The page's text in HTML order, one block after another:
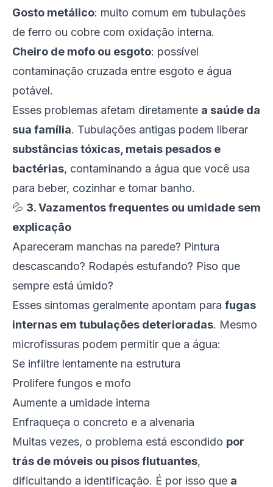
Gosto metálico: muito comum em tubulações
de ferro ou cobre com oxidação interna.
Cheiro de mofo ou esgoto: possível
contaminação cruzada entre esgoto e água
potável.
Esses problemas afetam diretamente a saúde da
sua família. Tubulações antigas podem liberar
substâncias tóxicas, metais pesados e
bactérias, contaminando a água que você usa
para beber, cozinhar e tomar banho.
💦 3. Vazamentos frequentes ou umidade sem
explicação
Apareceram manchas na parede? Pintura
descascando? Rodapés estufando? Piso que
sempre está úmido?
Esses sintomas geralmente apontam para fugas
internas em tubulações deterioradas. Mesmo
microfissuras podem permitir que a água:
Se infiltre lentamente na estrutura
Prolifere fungos e mofo
Aumente a umidade interna
Enfraqueça o concreto e a alvenaria
Muitas vezes, o problema está escondido por
trás de móveis ou pisos flutuantes,
dificultando a identificação. É por isso que a